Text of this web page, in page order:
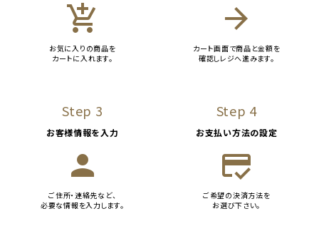
add_shopping_cart
お気に入りの商品を
カートに入れます。
arrow_forward
カート画面で商品と金額を
確認しレジへ進みます。
Step 3
お客様情報を入力
person
ご住所・連絡先など、
必要な情報を入力します。
Step 4
お支払い方法の設定
credit_score
ご希望の決済方法を
お選び下さい。